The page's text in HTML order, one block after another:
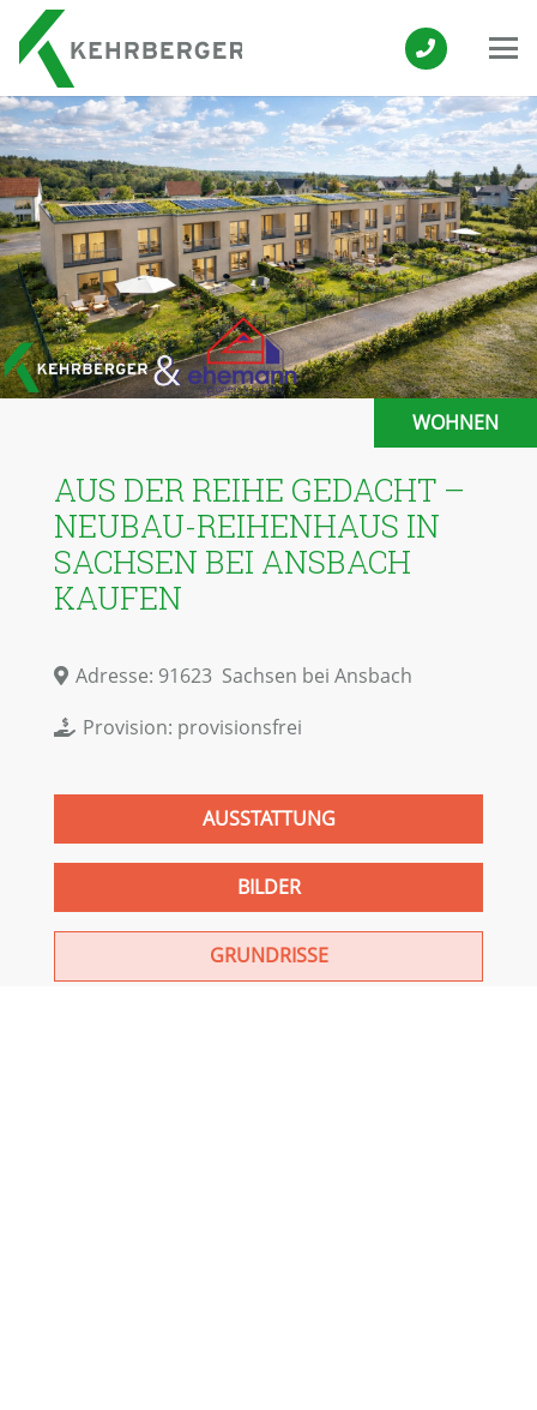
WOHNEN
AUS DER REIHE GEDACHT –
NEUBAU-REIHENHAUS IN
SACHSEN BEI ANSBACH
KAUFEN
Adresse: 91623 Sachsen bei Ansbach
Provision: provisionsfrei
AUSSTATTUNG
BILDER
GRUNDRISSE